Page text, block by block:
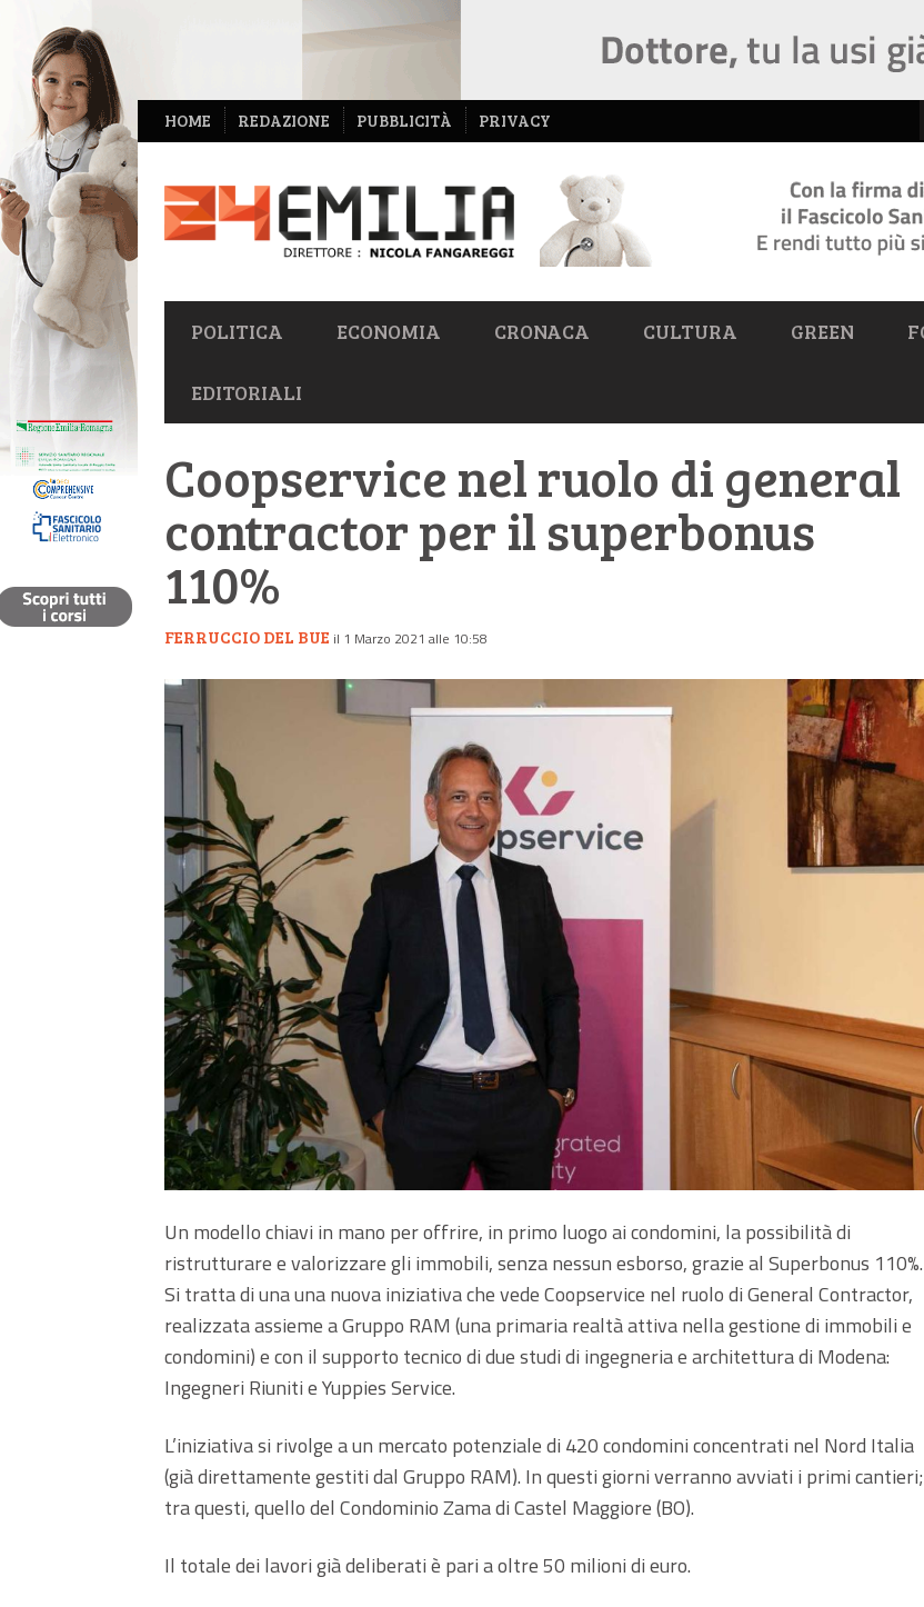
NAVIGAZIONE
SECONDARIA
HOME REDAZIONE PUBBLICITÀ PRIVACY
NAVIGAZIONE
PRIMARIA
POLITICA ECONOMIA CRONACA CULTURA GREEN
EDITORIALI
Coopservice nel ruolo di general
contractor per il superbonus
110%
FERRUCCIO DEL BUE il 1 Marzo 2021 alle 10:58
Un modello chiavi in mano per offrire, in primo luogo ai condomini, la possibilità di
ristrutturare e valorizzare gli immobili, senza nessun esborso, grazie al Superbonus 110%.
Si tratta di una una nuova iniziativa che vede Coopservice nel ruolo di General Contractor,
realizzata assieme a Gruppo RAM (una primaria realtà attiva nella gestione di immobili e
condomini) e con il supporto tecnico di due studi di ingegneria e architettura di Modena:
Ingegneri Riuniti e Yuppies Service.
L’iniziativa si rivolge a un mercato potenziale di 420 condomini concentrati nel Nord Italia
(già direttamente gestiti dal Gruppo RAM). In questi giorni verranno avviati i primi cantieri;
tra questi, quello del Condominio Zama di Castel Maggiore (BO).
Il totale dei lavori già deliberati è pari a oltre 50 milioni di euro.